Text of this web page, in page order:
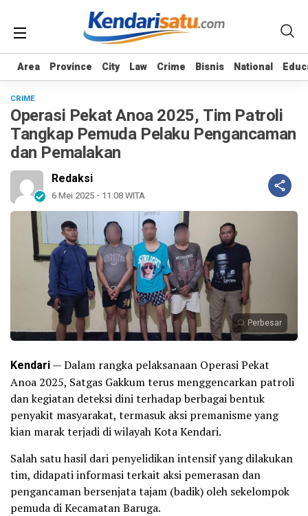
Area Province City Law Crime Bisnis National
Area Province City Law Crime Bisnis National
CRIME
Operasi Pekat Anoa 2025, Tim Patroli
Tangkap Pemuda Pelaku Pengancaman
dan Pemalakan
Redaksi
6 Mei 2025 - 11:08 WITA
Perbesar
Kendari— Dalam rangka pelaksanaan Operasi Pekat
Anoa 2025, Satgas Gakkum terus menggencarkan patroli
dan kegiatan deteksi dini terhadap berbagai bentuk
penyakit masyarakat, termasuk aksi premanisme yang
kian marak terjadi di wilayah Kota Kendari.
Salah satu hasil dari penyelidikan intensif yang dilakukan
tim, didapati informasi terkait aksi pemerasan dan
pengancaman bersenjata tajam (badik) oleh sekelompok
pemuda di Kecamatan Baruga.